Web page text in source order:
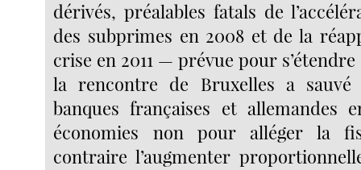
dérivés, préalables fatals de
des subprimes en 2008 et de la
crise en 2011 — prévue pour s’étendre
la rencontre de Bruxelles a
banques françaises et allemandes
économies non pour alléger la
contraire l’augmenter